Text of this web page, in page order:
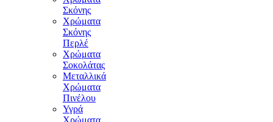
Σκόνης
Χρώματα
Σκόνης
Περλέ
Χρώματα
Σοκολάτας
Μεταλλικά
Χρώματα
Πινέλου
Υγρά
Χρώματα